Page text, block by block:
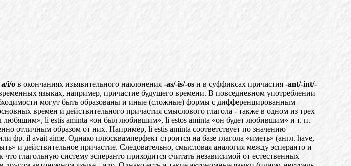
a/i/o в окончаниях изъявительного наклонения -as/-is/-os и в суффиксах причастия -ant/-int/-
языках, например, причастие будущего времени. В повседневном употреблении
могут быть образованы и иные (сложные) формы с дифференцированным
времен и действительного причастия смыслового глагола - также в одном из трех
любящим», li estis aminta «он был любившим», li estos aminta «он будет любившим» и т. п.
отличным образом от них. Например, li estis aminta соответствует по значению
фр. il avait aime. Однако плюсквамперфект строится на базе глагола «иметь» (англ. have,
и действительное причастие. Следовательно, смысловая аналогия между эсперанто и
к что глагольную систему эсперанто приходится считать независимой от естественных